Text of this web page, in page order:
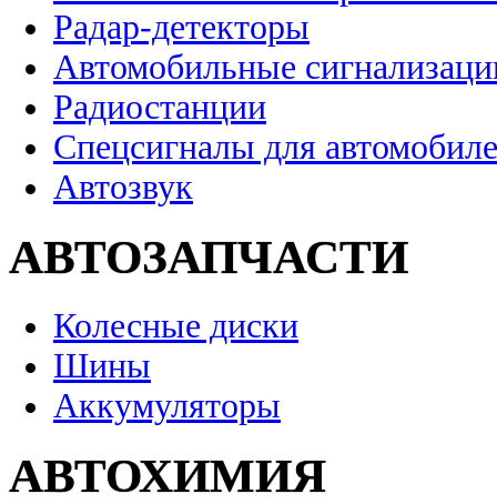
Радар-детекторы
Автомобильные
Радиостанции
Спецсигналы для
Автозвук
АВТОЗАПЧАСТИ
Колесные диски
Шины
Аккумуляторы
АВТОХИМИЯ